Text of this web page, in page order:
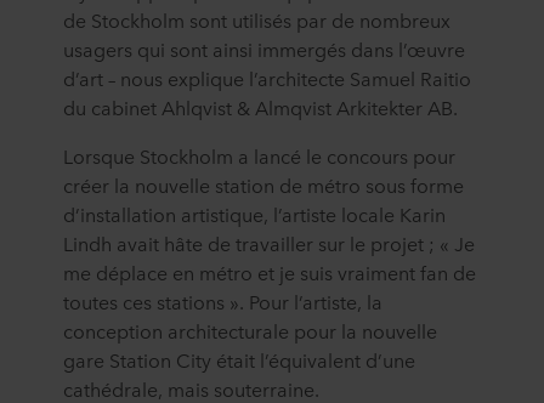
de Stockholm sont utilisés par de nombreux
usagers qui sont ainsi immergés dans l’œuvre
d’art – nous explique l’architecte Samuel Raitio
du cabinet Ahlqvist & Almqvist Arkitekter AB.
Lorsque Stockholm a lancé le concours pour
créer la nouvelle station de métro sous forme
d’installation artistique, l’artiste locale Karin
Lindh avait hâte de travailler sur le projet ; « Je
me déplace en métro et je suis vraiment fan de
toutes ces stations ». Pour l’artiste, la
conception architecturale pour la nouvelle
gare Station City était l’équivalent d’une
cathédrale, mais souterraine.